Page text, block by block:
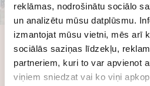
reklāmas, nodrošinātu sociālo
un analizētu mūsu datplūsmu.
izmantojat mūsu vietni, mēs arī
sociālās saziņas līdzekļu,
partneriem, kuri to var apvienot
viņiem sniedzat vai ko viņi
Lielveikals
Lielveikaliem un pārtikas preču
lielākajiem enerģijas patēriņiem